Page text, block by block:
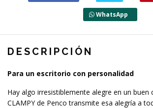
WhatsApp
DESCRIPCIÓN
Para un escritorio con personalidad
Hay algo irresistiblemente alegre en un buen
CLAMPY de Penco transmite esa alegría a